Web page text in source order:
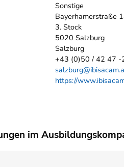
Sonstige
Bayerhamerstraße
3. Stock
5020 Salzburg
Salzburg
+43 (0)50 / 42 47 -
https://
im